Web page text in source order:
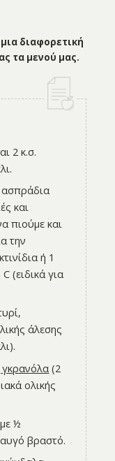
διαφορετική
τα μενού μας.
2 κ.σ.
ασπράδια
και
πιούμε και
την
ή 1
(ειδικά για
άλεσης
γκρανόλα (2
ολικής
½
βραστό.